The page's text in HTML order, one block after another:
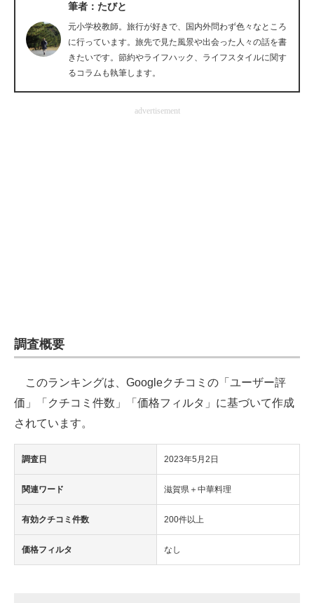
ビジネスと働き方のヒント
AI活用のいまが分かる
経営リーダーのコミュニティ
電子設計の基本と応用
エネルギーの専門メディア
ちょっと気になるネットの話題
筆者：たびと
元小学校教師。旅行が好きで、国内外問わず色々なところ
に行っています。旅先で見た風景や出会った人々の話を書
きたいです。節約やライフハック、ライフスタイルに関す
るコラムも執筆します。
advertisement
調査概要
このランキングは、Googleクチコミの「ユーザー評
価」「クチコミ件数」「価格フィルタ」に基づいて作成
されています。
調査日 2023年5月2日
関連ワード 滋賀県＋中華料理
有効クチコミ件数 200件以上
価格フィルタ なし